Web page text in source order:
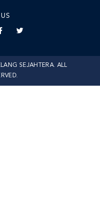
SEJAHTERA. ALL